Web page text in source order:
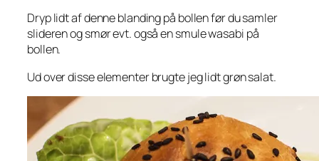
Dryp lidt af denne blanding på bollen før du samler
slideren og smør evt. også en smule wasabi på
bollen.
Ud over disse elementer brugte jeg lidt grøn salat.